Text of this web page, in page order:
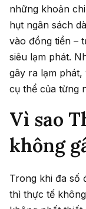
những khoản
hụt ngân sách
vào đồng tiền –
siêu lạm phát.
gây ra lạm
cụ thể của từng
Vì sao
không
Trong khi đa số
thì thực tế